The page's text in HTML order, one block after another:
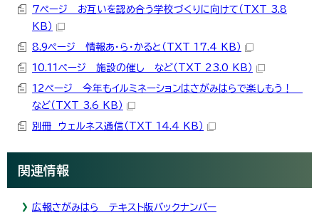
7ページ お互いを認め合う学校づくりに向けて（TXT 3.8
KB）
8.9ページ 情報あ・ら・かると（TXT 17.4 KB）
10.11ページ 施設の催し など（TXT 23.0 KB）
12ページ 今年もイルミネーションはさがみはらで楽しもう！
など（TXT 3.6 KB）
別冊 ウェルネス通信（TXT 14.4 KB）
関連情報
広報さがみはら テキスト版バックナンバー